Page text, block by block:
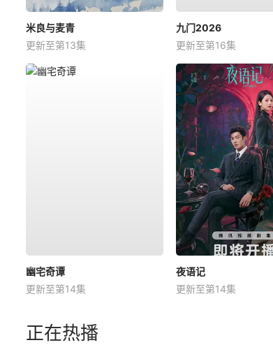
米良与麦青
更新至第13集
九门2026
更新至第16集
幽宅奇谭
更新至第14集
夜语记
更新至第14集
正在热播